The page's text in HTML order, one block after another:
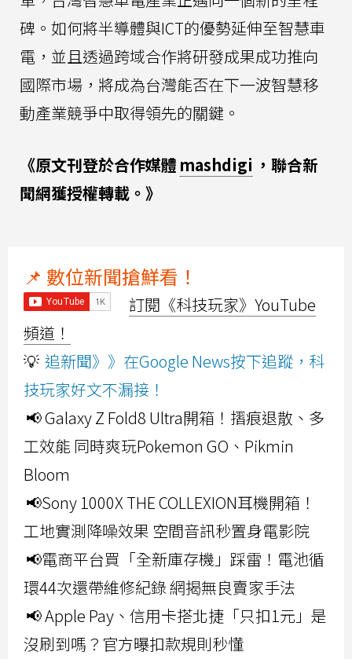
碑。如何將半導體與ICT的優勢延伸至智慧車
電，並且透過跨域合作將研發成果成功推向
國際市場，將成為台灣能否在下一波智慧移
動產業競爭中取得領先的關鍵。
《原文刊登於合作媒體 mashdigi ，聯合新
聞網獲授權轉載。》
📌 數位新聞搶鮮看！
訂閱《科技玩家》YouTube
頻道！
💡 追新聞》》在Google News按下追蹤，科
技玩家好文不漏接！
📢 Galaxy Z Fold8 Ultra開箱！摺痕退散、多
工效能 同時爽玩Pokemon GO、Pikmin
Bloom
📢Sony 1000X THE COLLEXION耳機開箱！
工地實測降噪效果 空間音訊秒置身電影院
📢電商平台買「全新庫存機」踩雷！電池循
環44次還帶維修紀錄 網揭無良賣家手法
📢 Apple Pay、信用卡搭北捷「只扣1元」是
沒刷到嗎？官方曝扣款規則秒懂